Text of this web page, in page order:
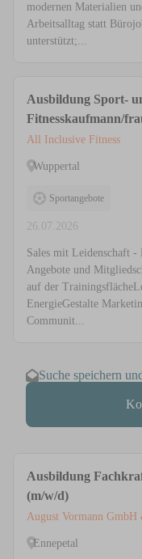
modernen Materialien
Arbeitsalltag statt
unterstützt;...
Ausbildung Sport-
Fitnesskaufmann/
All Inclusive Fitness
Wuppertal
Sportangebote
26.07.2026
Sales mit Leidenschaft -
Angebote und
auf der
EnergieGestalte
Communit...
Suche speichern
Ausbildung
(m/w/d)
August Vormann
Ennepetal